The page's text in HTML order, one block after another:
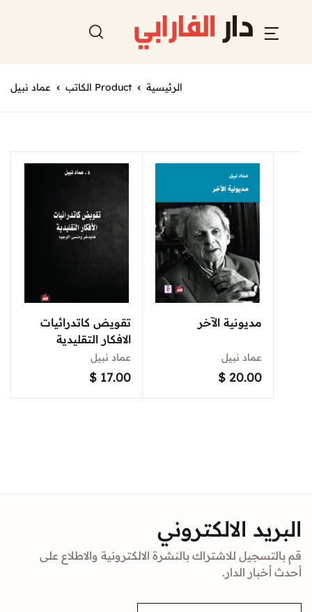
الرئيسية Product الكاتب عماد نبيل
مديونية الآخر
عماد نبيل
$ 20.00
تقويض كاتدرائيات
الافكار التقليدية
عماد نبيل
$17.00
البريد الالكتروني
قم بالتسجيل للاشتراك بالنشرة الالكترونية والاطلاع على
أحدث أخبار الدار.